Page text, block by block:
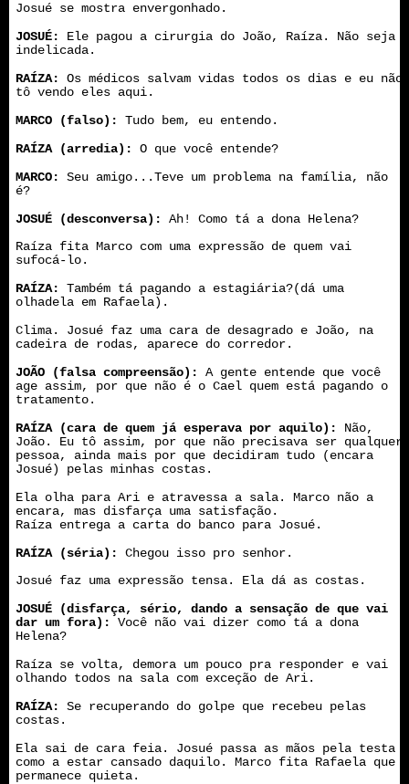
Josué se mostra envergonhado.
JOSUÉ:
Ele pagou a cirurgia do João, Raíza. Não seja
indelicada.
RAÍZA:
Os médicos salvam vidas todos os dias e eu não
tô vendo eles aqui.
MARCO (falso):
Tudo bem, eu entendo.
RAÍZA (arredia):
O que você entende?
MARCO:
Seu amigo...Teve um problema na família, não
é?
JOSUÉ (desconversa):
Ah! Como tá a dona Helena?
Raíza fita Marco com uma expressão de quem vai
sufocá-lo.
RAÍZA:
Também tá pagando a estagiária?(dá uma
olhadela em Rafaela).
Clima. Josué faz uma cara de desagrado e João, na
cadeira de rodas, aparece do corredor.
JOÃO (falsa compreensão):
A gente entende que você
age assim, por que não é o Cael quem está pagando o
tratamento.
RAÍZA (cara de quem já esperava por aquilo):
Não,
João. Eu tô assim, por que não precisava ser qualquer
pessoa, ainda mais por que decidiram tudo (encara
Josué) pelas minhas costas.
Ela olha para Ari e atravessa a sala. Marco não a
encara, mas disfarça uma satisfação.
Raíza entrega a carta do banco para Josué.
RAÍZA (séria):
Chegou isso pro senhor.
Josué faz uma expressão tensa. Ela dá as costas.
JOSUÉ (disfarça, sério, dando a sensação de que vai
dar um fora):
Você não vai dizer como tá a dona
Helena?
Raíza se volta, demora um pouco pra responder e vai
olhando todos na sala com exceção de Ari.
RAÍZA:
Se recuperando do golpe que recebeu pelas
costas.
Ela sai de cara feia. Josué passa as mãos pela testa
como a estar cansado daquilo. Marco fita Rafaela que
permanece quieta.